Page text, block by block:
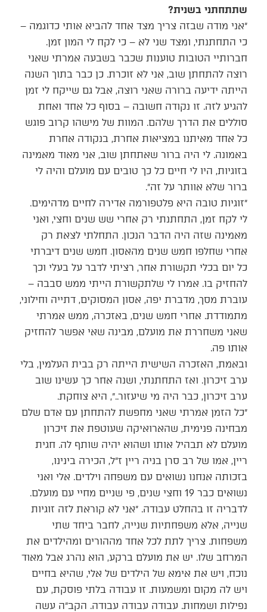
שתתחתני בשנית?
״אני מודה שבזה צריך מצד אחד להביא אותי כדוגמה –
כי התחתנתי, ומצד שני לא – כי לקח לי המון זמן.
חברותיי הטובות טוענות שכבר בשבעה אמרתי שאני
רוצה להתחתן שוב, אני לא זוכרת. כן כבר בתוך השנה
הייתה ידיעה ברורה שאני רוצה, אבל גם שייקח לי זמן
להגיע לזה. זו נקודה חשובה – בסוף כל אחד ואחת
סוללים את הדרך שלהם. המוות של מישהו קרוב פוגש
כל אחד מאיתנו במציאות אחרת, בנקודה אחרת
באמונה. לי היה ברור שאתחתן שוב, אני מאוד מאמינה
בזוגיות, היו לי חיים כל כך טובים עם מועלם והיה לי
ברור שלא אוותר על זה״.
״זוגיות טובה היא פלטפורמה אדירה לחיים מדהימים.
לי לקח זמן, התחתנתי רק אחרי שש שנים וחצי, ואני
מאמינה שזה היה הדבר הנכון. התחלתי לצאת רק
אחרי שחלפו חמש שנים מהאסון. חמש שנים דיברתי
כל יום בכלי תקשורת אחר, רציתי לדבר על בעלי וכך
להחזיק בו. אמרו לי שלתקשורת הייתי ממש סבבה –
עוברת מסך, מדברת יפה, אסון המסוקים, דתייה וחילוני,
מתמודדת. אחרי חמש שנים, באזכרה, ממש אמרתי
שאני משחררת את מועלם, מבינה שאי אפשר להחזיק
אותו פה.
ובאמת, האזכרה השישית הייתה רק בבית העלמין, בלי
ערב זיכרון. ואז התחתנתי, ושנה אחר כך עשינו שוב
ערב זיכרון, כבר היה מי שיעזור..״, היא צוחקת.
״כל הזמן אמרתי שאני מחפשת להתחתן עם אדם שלם
מבחינה פנימית, שהארואיקה שעוטפת את זיכרון
מועלם לא תבהיל אותו ושהוא יהיה שותף לה. חגית
ריין, אמו של רב סרן בניה ריין ז״ל, הכירה בינינו,
בזכותה אנחנו נשואים עם משפחה וילדים. אלי ואני
נשואים כבר 19 וחצי שנים, פי שניים מחיי עם מועלם.
לדבריה זו בהחלט עבודה. ״אני לא קוראת לזה זוגיות
שנייה, אלא משפחתיות שנייה, לחבר ביחד שתי
משפחות. צריך לתת לכל אחד מההורים ומהילדים את
המרחב שלו. יש את מועלם ברקע, הוא נהרג אבל מאוד
נוכח, ויש את אימא של הילדים של אלי, שהיא בחיים
ויש לה מקום ומשמעות. זו עבודה בלתי פוסקת, עם
נפילות ושמחות. עבודה עבודה עבודה. הקב״ה עשה